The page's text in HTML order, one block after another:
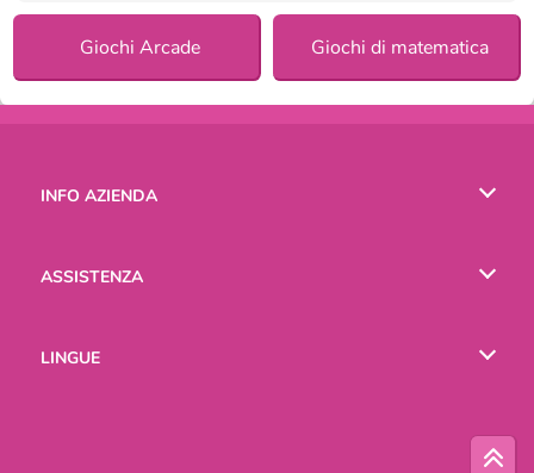
Giochi Arcade Giochi di matematica
INFO AZIENDA
ASSISTENZA
LINGUE